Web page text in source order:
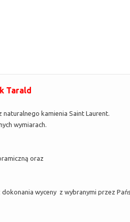
Tarald
kamienia Saint Laurent.
wymiarach.
oraz
wyceny z wybranymi przez